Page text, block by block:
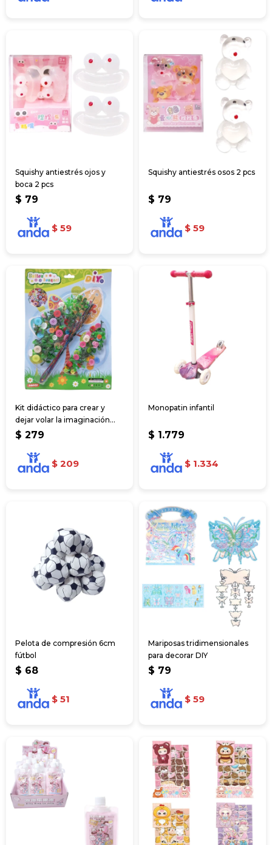
Squishy antiestrés ojos y
boca 2 pcs
$ 79
$ 59
Squishy antiestrés osos 2 pcs
$ 79
$ 59
Kit didáctico para crear y
dejar volar la imaginación
20pcs
$ 279
$ 209
Monopatin infantil
$ 1.779
$ 1.334
Pelota de compresión 6cm
fútbol
$ 68
$ 51
Mariposas tridimensionales
para decorar DIY
$ 79
$ 59